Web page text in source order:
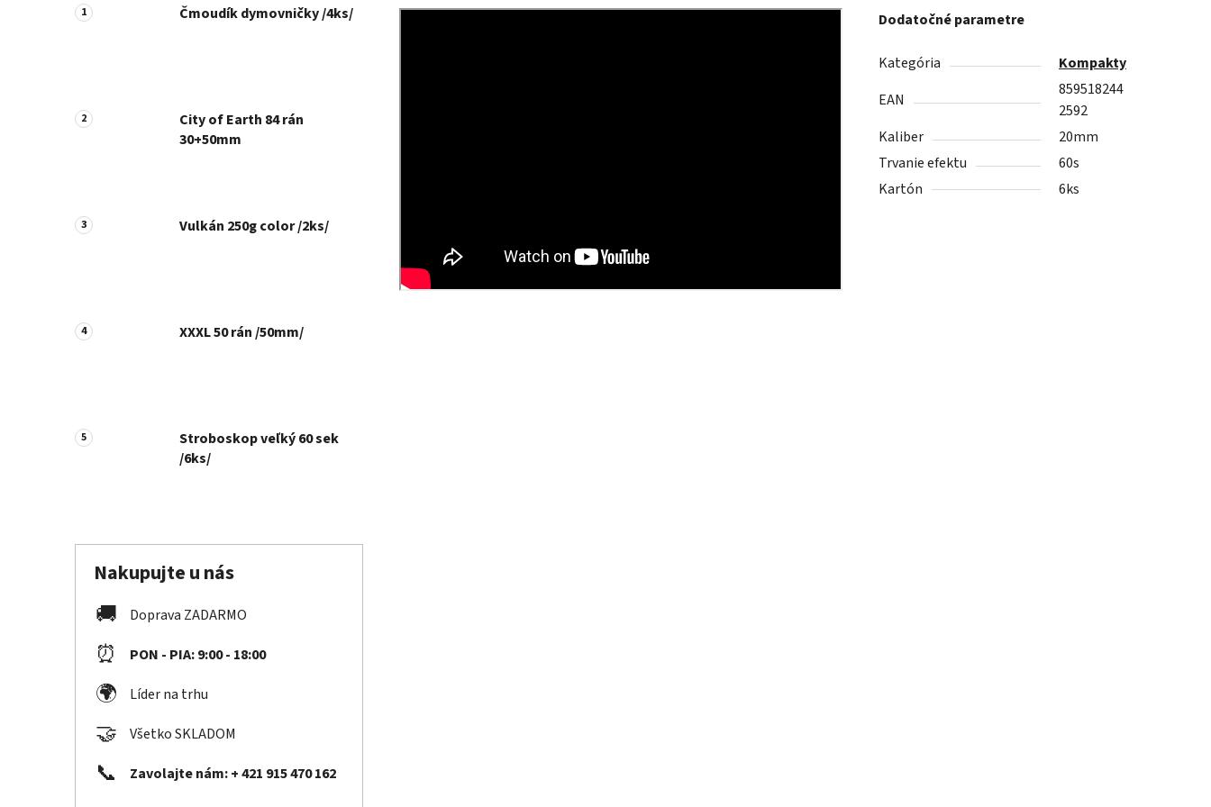
Čmoudík dymovničky /4ks/
City of Earth 84 rán
30+50mm
Vulkán 250g color /2ks/
XXXL 50 rán /50mm/
Stroboskop veľký 60 sek
/6ks/
Nakupujte u nás
🚚 Doprava ZADARMO
⏰ PON - PIA: 9:00 - 18:00
🌍 Líder na trhu
🤝 Všetko SKLADOM
📞 Zavolajte nám: + 421 915 470 162
Dodatočné parametre
Kategória
Kompakty
EAN
859518244
2592
Kaliber
20mm
Trvanie efektu
60s
Kartón
6ks